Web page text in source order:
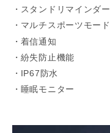
スタンドリマインダー
マルチスポーツモード
着信通知
紛失防止機能
IP67防水
睡眠モニター